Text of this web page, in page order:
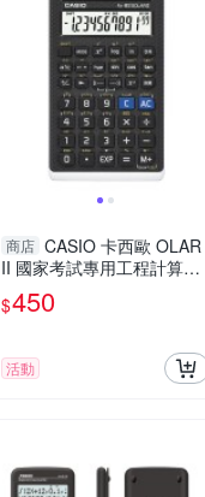
商店 CASIO 卡西歐 OLAR
II 國家考試專用工程計算機
(FX-82S)
$450
活動